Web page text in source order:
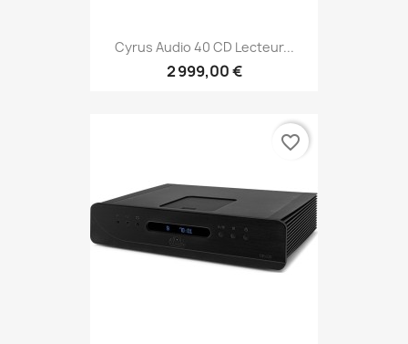
Cyrus Audio 40 CD Lecteur...
2 999,00 €
favorite_border